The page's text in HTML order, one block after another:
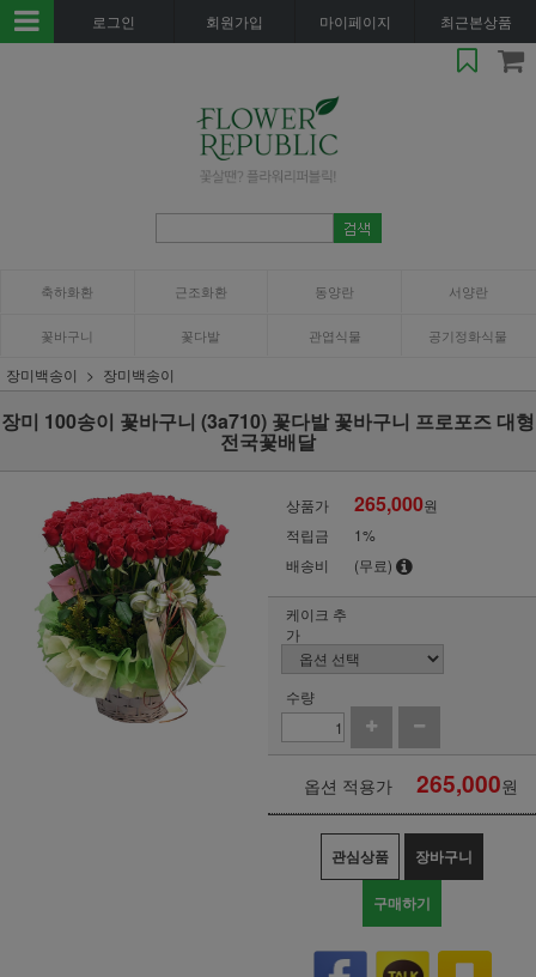
로그인 회원가입 마이페이지 최근본상품
축하화환 근조화환 동양란 서양란
꽃바구니 꽃다발 관엽식물 공기정화식물
장미백송이 장미백송이
장미 100송이 꽃바구니 (3a710) 꽃다발 꽃바구니 프로포즈 대형
전국꽃배달
상품가 265,000원
적립금
1%
배송비
(무료)
케이크 추
가
수량
옵션 적용가 265,000원
관심상품 장바구니
구매하기